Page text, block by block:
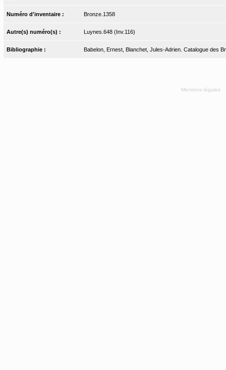
Numéro d'inventaire : Bronze.1358
Autre(s) numéro(s) : Luynes.648 (Inv.116)
Bibliographie : Babelon, Ernest, Blanchet, Jules-Adrien. Catalogue des
Mentions légales